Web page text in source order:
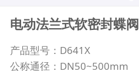
电动法兰式软密封蝶阀
产品型号：D641X
公称通径：DN50~500mm